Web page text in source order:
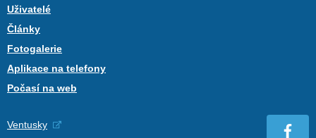
Uživatelé
Články
Fotogalerie
Aplikace na telefony
Počasí na web
Ventusky